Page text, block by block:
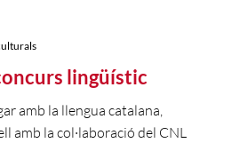
lingüístic
amb la llengua catalana,
amb la col·laboració del CNL